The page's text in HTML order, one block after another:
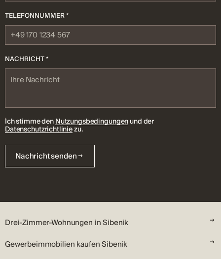
Drei-Zimmer-Wohnungen in Sibenik
Gewerbeimmobilien kaufen Sibenik
TELEFONNUMMER *
NACHRICHT *
Ich stimme denNutzungsbedingungenund der
Datenschutzrichtliniezu.
Nachricht senden